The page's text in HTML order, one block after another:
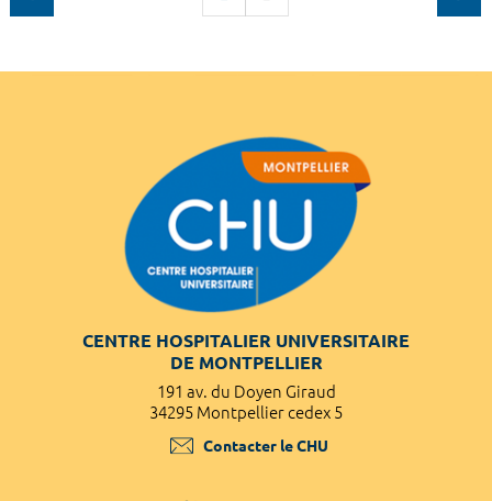
CENTRE HOSPITALIER UNIVERSITAIRE
DE MONTPELLIER
191 av. du Doyen Giraud
34295 Montpellier cedex 5
Contacter le CHU